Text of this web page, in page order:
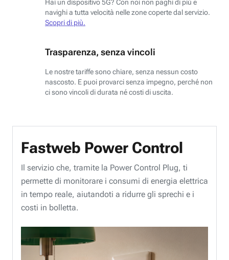
Hai un dispositivo 5G? Con noi non paghi di più e
navighi a tutta velocità nelle zone coperte dal servizio.
Scopri di più.
Trasparenza, senza vincoli
Le nostre tariffe sono chiare, senza nessun costo
nascosto. E puoi provarci senza impegno, perché non
ci sono vincoli di durata né costi di uscita.
Fastweb Power Control
Il servizio che, tramite la Power Control Plug, ti
permette di monitorare i consumi di energia elettrica
in tempo reale, aiutandoti a ridurre gli sprechi e i
costi in bolletta.